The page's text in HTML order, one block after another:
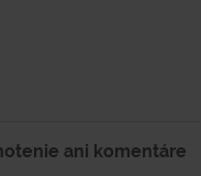
ani komentáre